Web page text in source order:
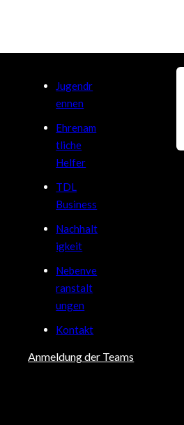
Jugendr
ennen
Ehrenam
tliche
Helfer
TDL
Business
Nachhalt
igkeit
Nebenve
ranstalt
ungen
Kontakt
Anmeldung der Teams